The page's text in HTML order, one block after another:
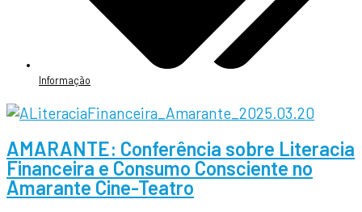
Informação
AMARANTE: Conferência sobre Literacia
Financeira e Consumo Consciente no
Amarante Cine-Teatro